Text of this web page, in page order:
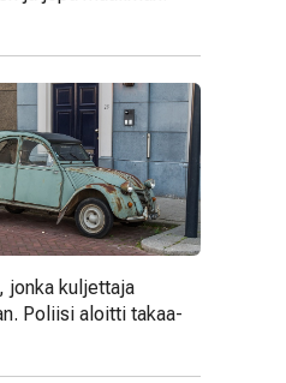
jonka kuljettaja
Poliisi aloitti takaa-